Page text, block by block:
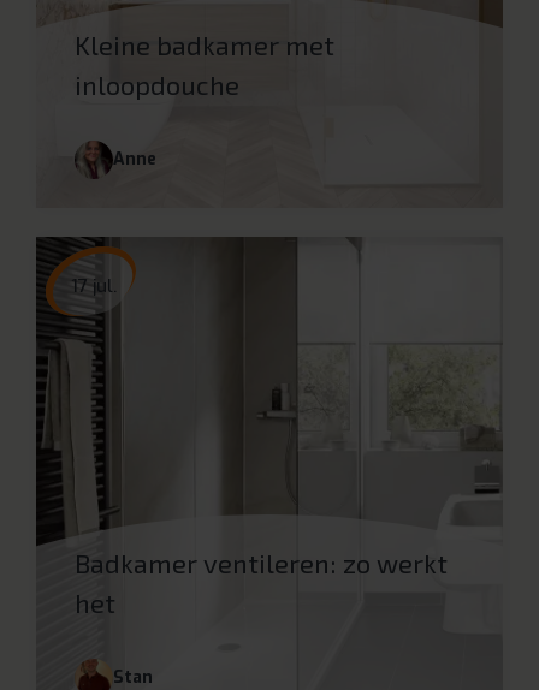
Kleine badkamer met
inloopdouche
Anne
17 jul.
Badkamer ventileren: zo werkt
het
Stan